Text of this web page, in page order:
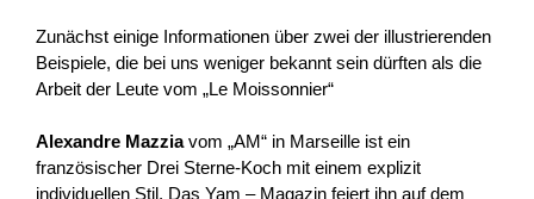
Zunächst einige Informationen über zwei der illustrierenden
Beispiele, die bei uns weniger bekannt sein dürften als die
Arbeit der Leute vom „Le Moissonnier“
Alexandre Mazziavom „AM“ in Marseille ist ein
französischer Drei Sterne-Koch mit einem explizit
individuellen Stil. Das Yam – Magazin feiert ihn auf dem